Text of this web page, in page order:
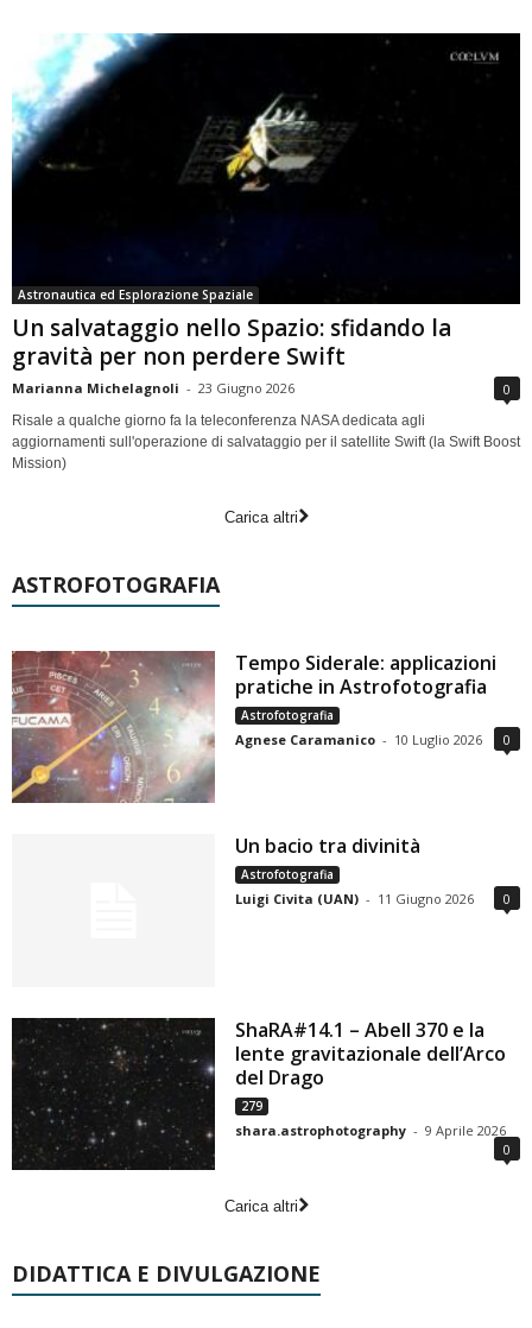
Astronautica ed Esplorazione Spaziale
Un salvataggio nello Spazio: sfidando la
gravità per non perdere Swift
Marianna Michelagnoli - 23 Giugno 2026 0
Risale a qualche giorno fa la teleconferenza NASA dedicata agli
aggiornamenti sull'operazione di salvataggio per il satellite Swift (la Swift Boost
Mission)
Carica altri
ASTROFOTOGRAFIA
Tempo Siderale: applicazioni
pratiche in Astrofotografia
Astrofotografia
Agnese Caramanico - 10 Luglio 2026 0
Un bacio tra divinità
Astrofotografia
Luigi Civita (UAN) - 11 Giugno 2026 0
ShaRA#14.1 – Abell 370 e la
lente gravitazionale dell’Arco
del Drago
279
shara.astrophotography - 9 Aprile 2026
0
Carica altri
DIDATTICA E DIVULGAZIONE